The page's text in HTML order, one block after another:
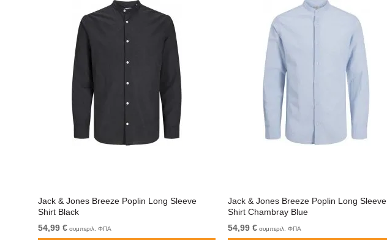
Jack & Jones Breeze Poplin Long Sleeve
Shirt Black
54,99 € συμπεριλ. ΦΠΑ
Jack & Jones Breeze Poplin Long Sleeve
Shirt Chambray Blue
54,99 € συμπεριλ. ΦΠΑ